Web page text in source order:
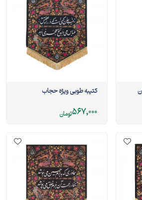
کتیبه طوبی ویژه حجاب
567,000تومان